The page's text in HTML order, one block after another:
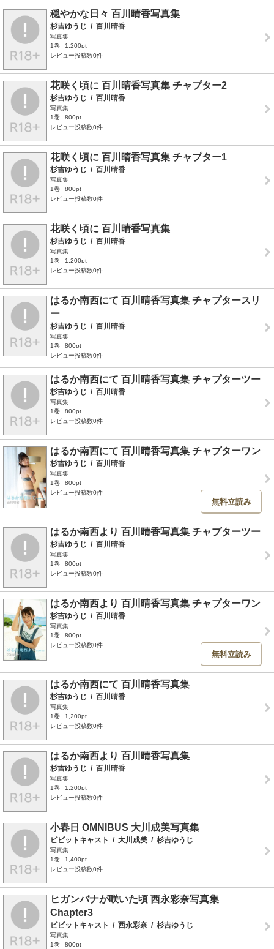
穏やかな日々 百川晴香写真集
杉吉ゆうじ / 百川晴香
写真集
1巻
1,200pt
レビュー投稿数0件
花咲く頃に 百川晴香写真集 チャプター2
杉吉ゆうじ / 百川晴香
写真集
1巻
800pt
レビュー投稿数0件
花咲く頃に 百川晴香写真集 チャプター1
杉吉ゆうじ / 百川晴香
写真集
1巻
800pt
レビュー投稿数0件
花咲く頃に 百川晴香写真集
杉吉ゆうじ / 百川晴香
写真集
1巻
1,200pt
レビュー投稿数0件
はるか南西にて 百川晴香写真集 チャプタースリ
ー
杉吉ゆうじ / 百川晴香
写真集
1巻
800pt
レビュー投稿数0件
はるか南西にて 百川晴香写真集 チャプターツー
杉吉ゆうじ / 百川晴香
写真集
1巻
800pt
レビュー投稿数0件
はるか南西にて 百川晴香写真集 チャプターワン
杉吉ゆうじ / 百川晴香
写真集
1巻
800pt
レビュー投稿数0件
無料立読み
はるか南西より 百川晴香写真集 チャプターツー
杉吉ゆうじ / 百川晴香
写真集
1巻
800pt
レビュー投稿数0件
はるか南西より 百川晴香写真集 チャプターワン
杉吉ゆうじ / 百川晴香
写真集
1巻
800pt
レビュー投稿数0件
無料立読み
はるか南西にて 百川晴香写真集
杉吉ゆうじ / 百川晴香
写真集
1巻
1,200pt
レビュー投稿数0件
はるか南西より 百川晴香写真集
杉吉ゆうじ / 百川晴香
写真集
1巻
1,200pt
レビュー投稿数0件
小春日 OMNIBUS 大川成美写真集
ビビットキャスト / 大川成美 / 杉吉ゆうじ
写真集
1巻
1,400pt
レビュー投稿数0件
ヒガンバナが咲いた頃 西永彩奈写真集
Chapter3
ビビットキャスト / 西永彩奈 / 杉吉ゆうじ
写真集
1巻
800pt